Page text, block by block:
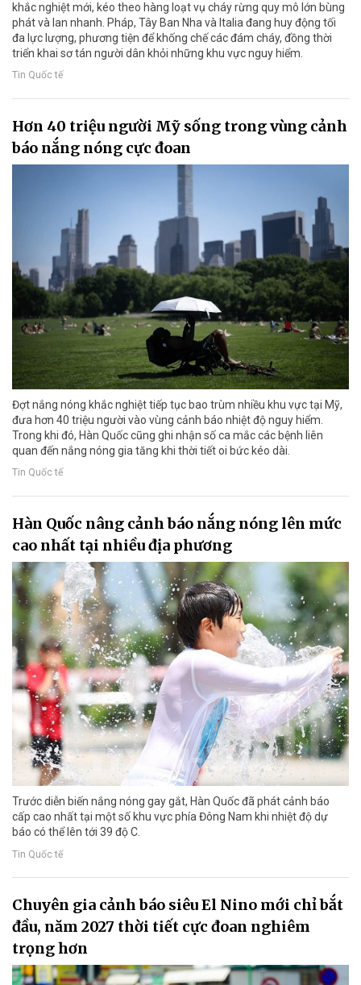
khắc nghiệt mới, kéo theo hàng loạt vụ cháy rừng quy mô lớn bùng
phát và lan nhanh. Pháp, Tây Ban Nha và Italia đang huy động tối
đa lực lượng, phương tiện để khống chế các đám cháy, đồng thời
triển khai sơ tán người dân khỏi những khu vực nguy hiểm.
Tin Quốc tế
Hơn 40 triệu người Mỹ sống trong vùng cảnh
báo nắng nóng cực đoan
Đợt nắng nóng khắc nghiệt tiếp tục bao trùm nhiều khu vực tại Mỹ,
đưa hơn 40 triệu người vào vùng cảnh báo nhiệt độ nguy hiểm.
Trong khi đó, Hàn Quốc cũng ghi nhận số ca mắc các bệnh liên
quan đến nắng nóng gia tăng khi thời tiết oi bức kéo dài.
Tin Quốc tế
Hàn Quốc nâng cảnh báo nắng nóng lên mức
cao nhất tại nhiều địa phương
Trước diễn biến nắng nóng gay gắt, Hàn Quốc đã phát cảnh báo
cấp cao nhất tại một số khu vực phía Đông Nam khi nhiệt độ dự
báo có thể lên tới 39 độ C.
Tin Quốc tế
Chuyên gia cảnh báo siêu El Nino mới chỉ bắt
đầu, năm 2027 thời tiết cực đoan nghiêm
trọng hơn